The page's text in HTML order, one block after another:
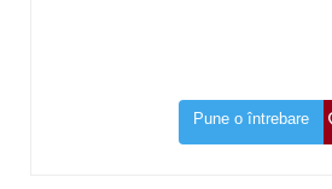
Pune o întrebare